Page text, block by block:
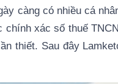
càng có nhiều cá
xác số thuế
thiết. Sau đây